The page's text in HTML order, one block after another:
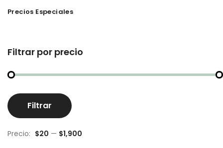
Precios Especiales
Filtrar por precio
Filtrar
Precio: $20 — $1,900